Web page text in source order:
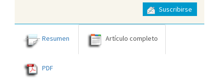
Suscribirse
Resumen Artículo completo
PDF